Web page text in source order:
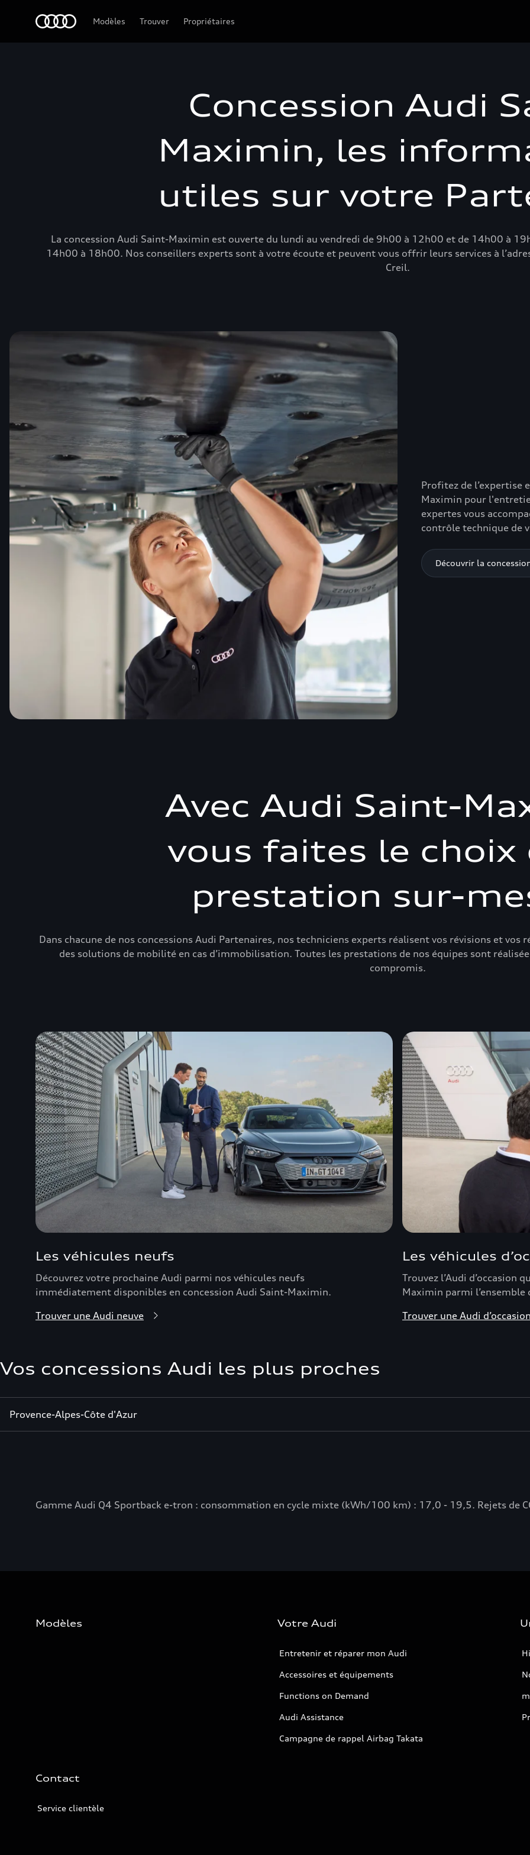
Modèles Trouver Propriétaires
Concession Audi
Maximin, les
utiles sur votre
La concession Audi Saint-Maximin est ouverte du lundi au vendredi de 9h00 à 12h00 et de 14h00 à
14h00 à 18h00. Nos conseillers experts sont à votre écoute et peuvent vous offrir leurs services à
Creil.
Profitez de l’expertise
Maximin pour
expertes vous
contrôle technique de
Découvrir la
Avec Audi Saint-
vous faites le choix
prestation sur-
Dans chacune de nos concessions Audi Partenaires, nos techniciens experts réalisent vos révisions et
des solutions de mobilité en cas d’immobilisation. Toutes les prestations de nos équipes sont
compromis.
Les véhicules neufs
Découvrez votre prochaine Audi parmi nos véhicules neufs
immédiatement disponibles en concession Audi Saint-Maximin.
Trouver une Audi neuve
Les véhicules
Trouvez l’Audi d’occasion
Maximin parmi
Trouver une Audi
Vos concessions Audi les plus proches
Provence-Alpes-Côte d'Azur
Gamme Audi Q4 Sportback e-tron : consommation en cycle mixte (kWh/100 km) : 17,0 - 19,5. Rejets de
Modèles Votre Audi
Entretenir et réparer mon Audi
Accessoires et équipements
Functions on Demand
Audi Assistance
Campagne de rappel Airbag Takata
Contact
Service clientèle